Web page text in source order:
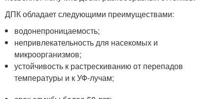
ДПК обладает следующими преимуществами:
водонепроницаемость;
непривлекательность для насекомых и
микроорганизмов;
устойчивость к растрескиванию от перепадов
температуры и к УФ-лучам;